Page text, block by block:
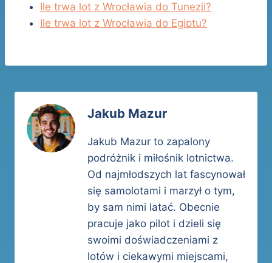
Ile trwa lot z Wrocławia do Tunezji?
Ile trwa lot z Wrocławia do Egiptu?
Jakub Mazur
Jakub Mazur to zapalony
podróżnik i miłośnik lotnictwa.
Od najmłodszych lat fascynował
się samolotami i marzył o tym,
by sam nimi latać. Obecnie
pracuje jako pilot i dzieli się
swoimi doświadczeniami z
lotów i ciekawymi miejscami,